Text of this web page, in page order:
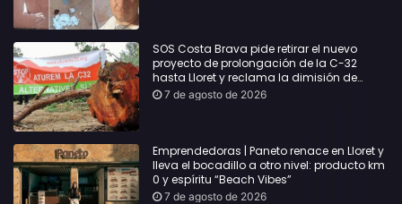
SOS Costa Brava pide retirar el nuevo
proyecto de prolongación de la C-32
hasta Lloret y reclama la dimisión de
Sílvia Paneque
7 de agosto de 2026
Emprendedoras | Paneto renace en Lloret y
lleva el bocadillo a otro nivel: producto km
0 y espíritu “Beach Vibes”
7 de agosto de 2026